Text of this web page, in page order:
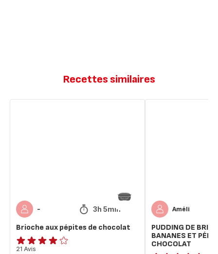
Recettes similaires
- 3h 5min
Brioche aux pépites de chocolat
ratings.3.9
21 Avis
Améli
PUDDING DE
BANANES ET
CHOCOLAT